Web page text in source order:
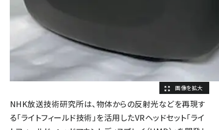
NHK放送技術研究所は、物体からの反射光などを再現す
る「ライトフィールド技術」を活用したVRヘッドセット「ライ